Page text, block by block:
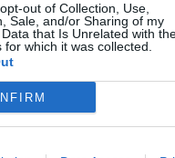
out of Collection, Use,
Sale, and/or Sharing of my
that Is Unrelated with
for which it was collected.